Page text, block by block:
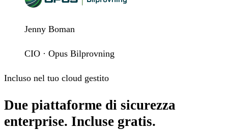
Jenny Boman
CIO · Opus Bilprovning
Incluso nel tuo cloud gestito
Due piattaforme di sicurezza
enterprise. Incluse gratis.